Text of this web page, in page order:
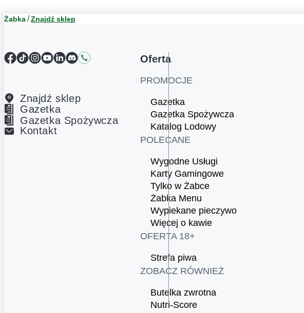
Żabka Znajdź sklep
Facebook
TikTokInstagram
YouTube
LinkedIn
DiscordKontakt
Znajdź sklep
Gazetka
Gazetka Spożywcza
Kontakt
Oferta
PROMOCJE
Gazetka
Gazetka Spożywcza
Katalog Lodowy
POLECANE
Wygodne Usługi
Karty Gamingowe
Tylko w Żabce
Żabka Menu
Wypiekane pieczywo
Więcej o kawie
OFERTA 18+
Strefa piwa
ZOBACZ RÓWNIEŻ
Butelka zwrotna
Nutri-Score